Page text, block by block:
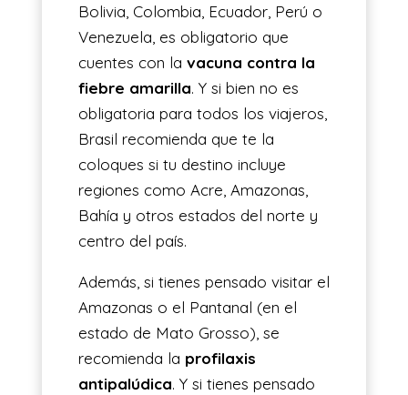
Bolivia, Colombia, Ecuador, Perú o
Venezuela, es obligatorio que
cuentes con la vacuna contra la
fiebre amarilla. Y si bien no es
obligatoria para todos los viajeros,
Brasil recomienda que te la
coloques si tu destino incluye
regiones como Acre, Amazonas,
Bahía y otros estados del norte y
centro del país.
Además, si tienes pensado visitar el
Amazonas o el Pantanal (en el
estado de Mato Grosso), se
recomienda la profilaxis
antipalúdica. Y si tienes pensado